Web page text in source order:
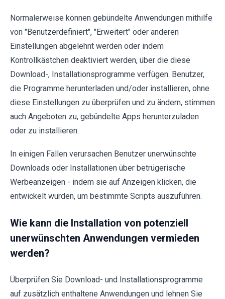
Normalerweise können gebündelte Anwendungen mithilfe
von "Benutzerdefiniert", "Erweitert" oder anderen
Einstellungen abgelehnt werden oder indem
Kontrollkästchen deaktiviert werden, über die diese
Download-, Installationsprogramme verfügen. Benutzer,
die Programme herunterladen und/oder installieren, ohne
diese Einstellungen zu überprüfen und zu ändern, stimmen
auch Angeboten zu, gebündelte Apps herunterzuladen
oder zu installieren.
In einigen Fällen verursachen Benutzer unerwünschte
Downloads oder Installationen über betrügerische
Werbeanzeigen - indem sie auf Anzeigen klicken, die
entwickelt wurden, um bestimmte Scripts auszuführen.
Wie kann die Installation von potenziell
unerwünschten Anwendungen vermieden
werden?
Überprüfen Sie Download- und Installationsprogramme
auf zusätzlich enthaltene Anwendungen und lehnen Sie